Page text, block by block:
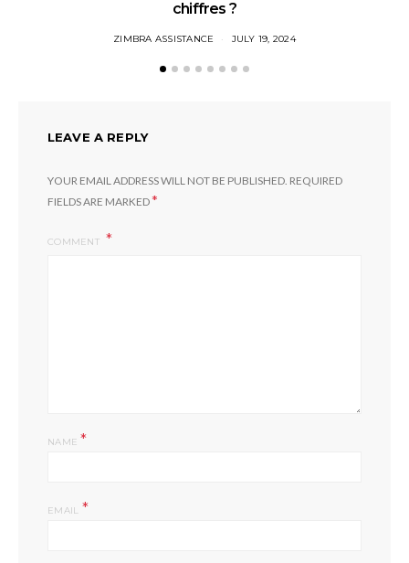
chiffres ?
ZIMBRA ASSISTANCE JULY 19, 2024
LEAVE A REPLY
YOUR EMAIL ADDRESS WILL NOT BE PUBLISHED. REQUIRED
FIELDS ARE MARKED*
COMMENT
NAME *
EMAIL *